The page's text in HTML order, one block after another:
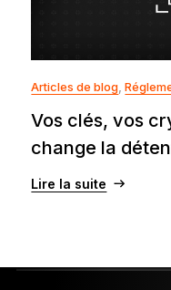
Articles de blog ,
Vos clés, vos
change la
Lire la suite